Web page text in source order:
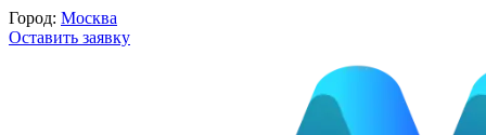
Город: Москва
Оставить заявку